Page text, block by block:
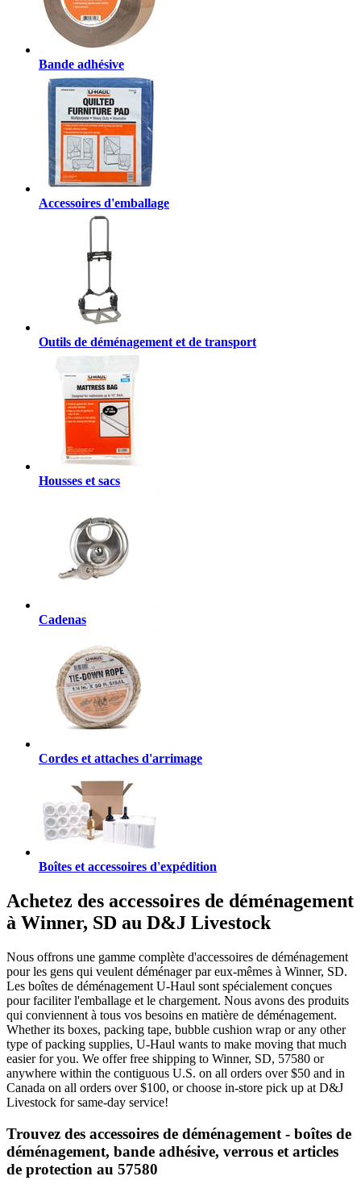
Bande adhésive
Accessoires d'emballage
Outils de déménagement et de transport
Housses et sacs
Cadenas
Cordes et attaches d'arrimage
Boîtes et accessoires d'expédition
Achetez des accessoires de déménagement
à Winner, SD au D&J Livestock
Nous offrons une gamme complète d'accessoires de déménagement
pour les gens qui veulent déménager par eux-mêmes à Winner, SD.
Les boîtes de déménagement U-Haul sont spécialement conçues
pour faciliter l'emballage et le chargement. Nous avons des produits
qui conviennent à tous vos besoins en matière de déménagement.
Whether its boxes, packing tape, bubble cushion wrap or any other
type of packing supplies, U-Haul wants to make moving that much
easier for you. We offer free shipping to Winner, SD, 57580 or
anywhere within the contiguous U.S. on all orders over $50 and in
Canada on all orders over $100, or choose in-store pick up at D&J
Livestock for same-day service!
Trouvez des accessoires de déménagement - boîtes de
déménagement, bande adhésive, verrous et articles
de protection au 57580